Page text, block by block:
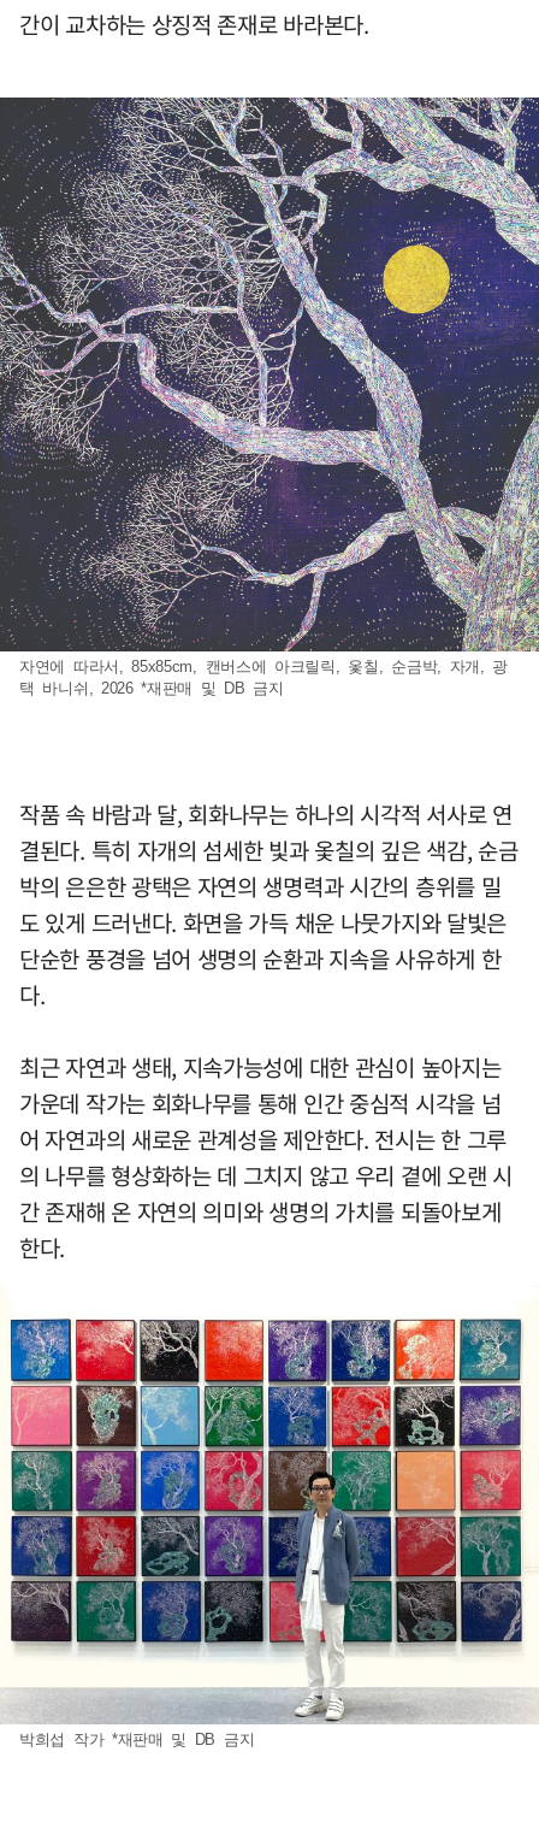
간이 교차하는 상징적 존재로 바라본다.
자연에 따라서, 85x85cm, 캔버스에 아크릴릭, 옻칠, 순금박, 자개, 광
택 바니쉬, 2026 *재판매 및 DB 금지
작품 속 바람과 달, 회화나무는 하나의 시각적 서사로 연
결된다. 특히 자개의 섬세한 빛과 옻칠의 깊은 색감, 순금
박의 은은한 광택은 자연의 생명력과 시간의 층위를 밀
도 있게 드러낸다. 화면을 가득 채운 나뭇가지와 달빛은
단순한 풍경을 넘어 생명의 순환과 지속을 사유하게 한
다.
최근 자연과 생태, 지속가능성에 대한 관심이 높아지는
가운데 작가는 회화나무를 통해 인간 중심적 시각을 넘
어 자연과의 새로운 관계성을 제안한다. 전시는 한 그루
의 나무를 형상화하는 데 그치지 않고 우리 곁에 오랜 시
간 존재해 온 자연의 의미와 생명의 가치를 되돌아보게
한다.
박희섭 작가 *재판매 및 DB 금지